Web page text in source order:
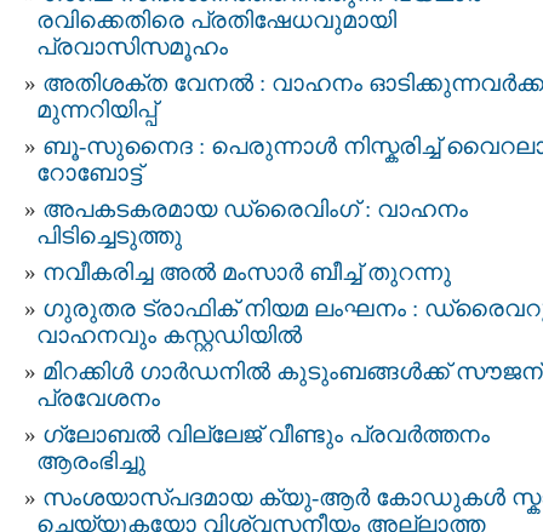
രവിക്കെതിരെ പ്രതിഷേധവുമായി
പ്രവാസിസമൂഹം
അതിശക്ത വേനൽ : വാഹനം
മുന്നറിയിപ്പ്
ബൂ-സുനൈദ : പെരുന്നാൾ നിസ്കരിച്ച്
റോബോട്ട്
അപകടകരമായ ഡ്രൈവിംഗ് : വാഹനം
പിടിച്ചെടുത്തു
നവീകരിച്ച അൽ മംസാർ ബീച്ച് തുറന്നു
ഗുരുതര ട്രാഫിക് നിയമ ലംഘനം :
വാഹനവും കസ്റ്റഡിയിൽ
മിറക്കിൾ ഗാർഡനിൽ കുടുംബങ്ങൾക്ക്
പ്രവേശനം
ഗ്ലോബൽ വില്ലേജ് വീണ്ടും പ്രവർത്തനം
ആരംഭിച്ചു
സംശയാസ്പദമായ ക്യു-ആർ കോഡുകൾ
ചെയ്യുകയോ വിശ്വസനീയം അല്ലാത്ത